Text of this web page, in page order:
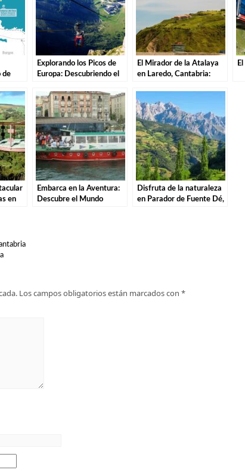
de
Explorando los Picos de
Europa: Descubriendo el
El Mirador de la Atalaya
en Laredo, Cantabria:
en
Embarca en la Aventura:
Descubre el Mundo
Disfruta de la naturaleza
en Parador de Fuente Dé,
Los campos obligatorios están marcados con *